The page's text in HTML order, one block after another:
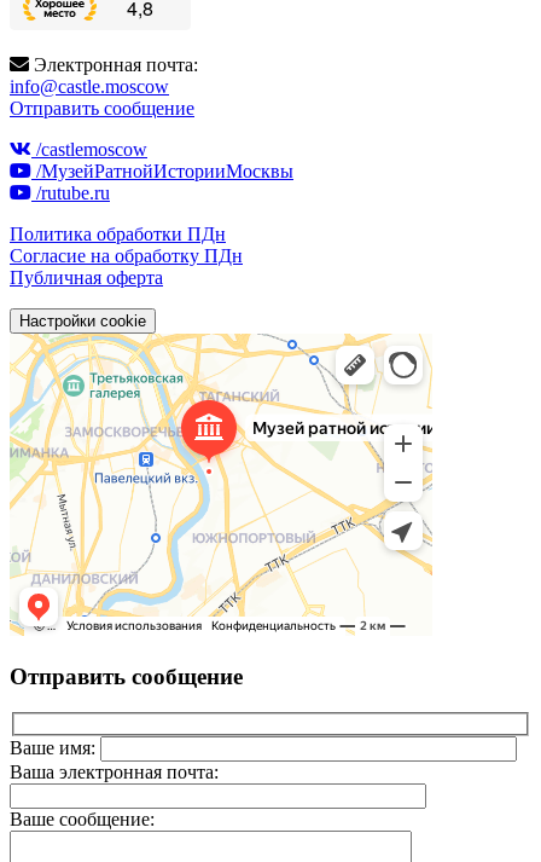
Электронная почта:
info@castle.moscow
Отправить сообщение
/castlemoscow
/МузейРатнойИсторииМосквы
/rutube.ru
Политика обработки ПДн
Согласие на обработку ПДн
Публичная оферта
Настройки cookie
Отправить сообщение
Ваше имя:
Ваша электронная почта:
Ваше сообщение: